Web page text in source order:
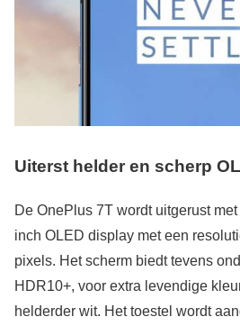
Uiterst helder en scherp
De OnePlus 7T wordt uitgerust
inch OLED display met een
pixels. Het scherm biedt tevens
HDR10+, voor extra levendige
helderder wit. Het toestel wordt